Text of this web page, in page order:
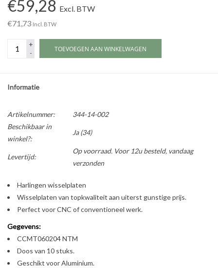
Machines |
Cadeaubonnen &
Relatiegeschenken |
Onderdelen |
Oliën & Smeermiddelen |
TIPS & KENNIS
€59,28 Excl. BTW
€71,73 Incl. BTW
+
-
TOEVOEGEN AAN WINKELWAGEN
Informatie
Artikelnummer:
344-14-002
Beschikbaar in
winkel?:
Ja(34)
Levertijd:
Op voorraad. Voor 12u besteld, vandaag
verzonden
Harlingen wisselplaten
Wisselplaten van topkwaliteit aan uiterst gunstige prijs.
Perfect voor CNC of conventioneel werk.
Gegevens:
CCMT060204 NTM
Doos van 10 stuks.
Geschikt voor Aluminium.